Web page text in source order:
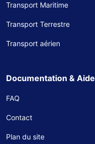
Transport Maritime
Transport Terrestre
Transport aérien
Documentation & Aide
FAQ
Contact
Plan du site